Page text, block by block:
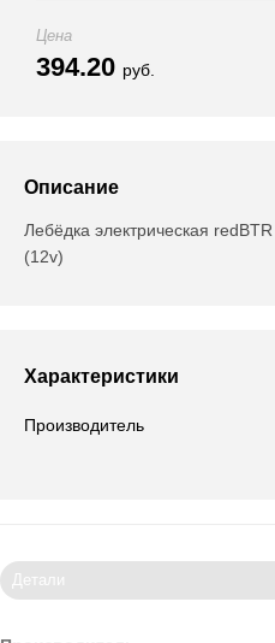
Цена
394.20 руб.
Описание
Лебёдка электрическая
(12v)
Характеристики
Производитель
Детали